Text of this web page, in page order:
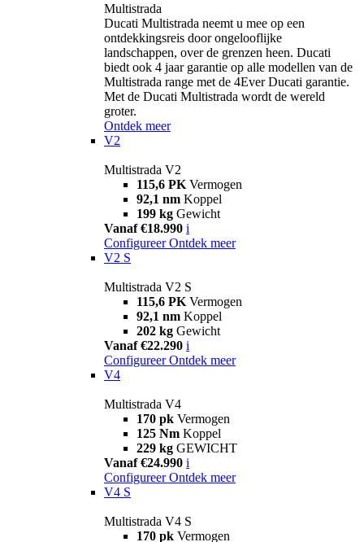
Multistrada
Ducati Multistrada neemt u mee op een
ontdekkingsreis door ongelooflijke
landschappen, over de grenzen heen. Ducati
biedt ook 4 jaar garantie op alle modellen van de
Multistrada range met de 4Ever Ducati garantie.
Met de Ducati Multistrada wordt de wereld
groter.
Ontdek meer
V2
Multistrada V2
115,6 PK Vermogen
92,1 nm Koppel
199 kg Gewicht
Vanaf €18.990 i
Configureer Ontdek meer
V2 S
Multistrada V2 S
115,6 PK Vermogen
92,1 nm Koppel
202 kg Gewicht
Vanaf €22.290 i
Configureer Ontdek meer
V4
Multistrada V4
170 pk Vermogen
125 Nm Koppel
229 kg GEWICHT
Vanaf €24.990 i
Configureer Ontdek meer
V4 S
Multistrada V4 S
170 pk Vermogen